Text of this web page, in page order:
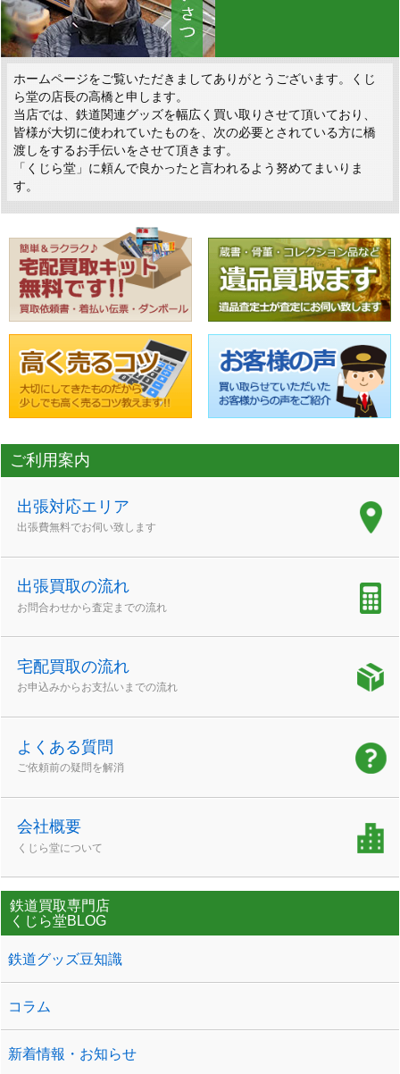
ホームページをご覧いただきましてありがとうございます。くじ
ら堂の店長の高橋と申します。
当店では、鉄道関連グッズを幅広く買い取りさせて頂いており、
皆様が大切に使われていたものを、次の必要とされている方に橋
渡しをするお手伝いをさせて頂きます。
「くじら堂」に頼んで良かったと言われるよう努めてまいりま
す。
ご利用案内
出張対応エリア
出張費無料でお伺い致します
出張買取の流れ
お問合わせから査定までの流れ
宅配買取の流れ
お申込みからお支払いまでの流れ
よくある質問
ご依頼前の疑問を解消
会社概要
くじら堂について
鉄道買取専門店
くじら堂BLOG
鉄道グッズ豆知識
コラム
新着情報・お知らせ